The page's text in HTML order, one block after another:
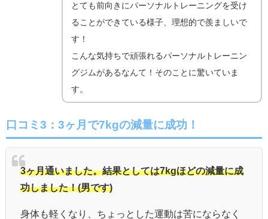
とても前向きにパーソナルトレーニングを受け
ることができている様子、理想的で羨ましいで
す！
こんな気持ちで頑張れるパーソナルトレーニン
グジムがあるなんて！そのことに驚いていま
す。
口コミ3：3ヶ月で7kgの減量に成功！
3ヶ月通いました。結果としては7kgほどの減量に成
功しました！(男です)
身体も軽くなり、ちょっとした運動は苦にならなく